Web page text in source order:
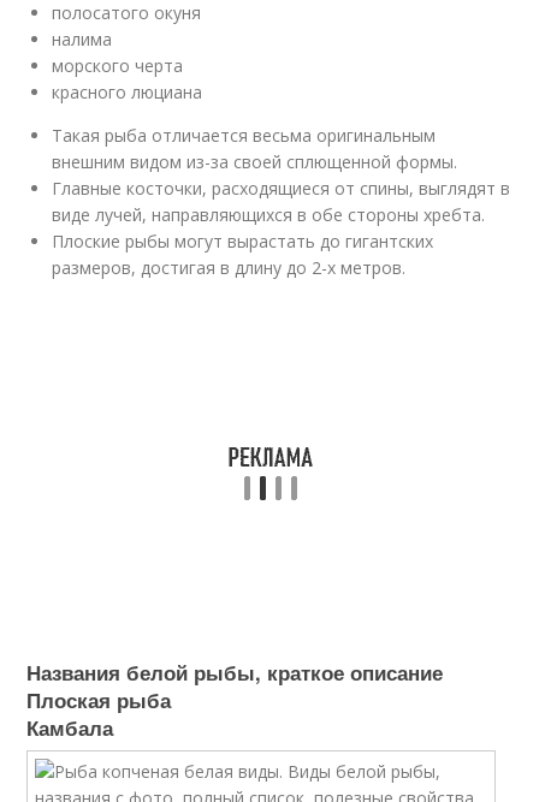
полосатого окуня
налима
морского черта
красного люциана
Такая рыба отличается весьма оригинальным
внешним видом из-за своей сплющенной формы.
Главные косточки, расходящиеся от спины, выглядят в
виде лучей, направляющихся в обе стороны хребта.
Плоские рыбы могут вырастать до гигантских
размеров, достигая в длину до 2-х метров.
Названия белой рыбы, краткое описание
Плоская рыба
Камбала